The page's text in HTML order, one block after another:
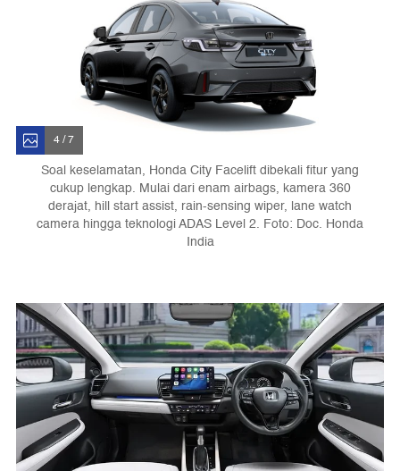
4 / 7
Soal keselamatan, Honda City Facelift dibekali fitur yang
cukup lengkap. Mulai dari enam airbags, kamera 360
derajat, hill start assist, rain-sensing wiper, lane watch
camera hingga teknologi ADAS Level 2. Foto: Doc. Honda
India